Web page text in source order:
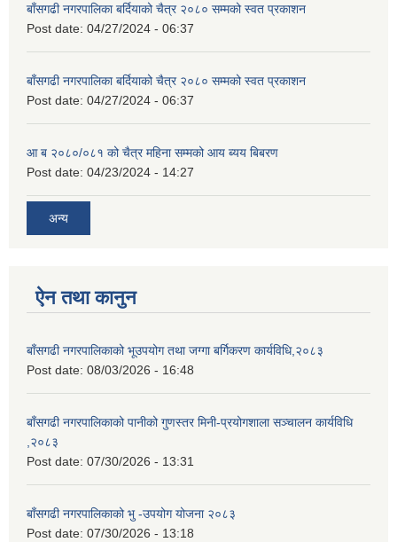
बाँसगढी नगरपालिका बर्दियाको चैत्र २०८० सम्मको स्वत प्रकाशन
Post date: 04/27/2024 - 06:37
बाँसगढी नगरपालिका बर्दियाको चैत्र २०८० सम्मको स्वत प्रकाशन
Post date: 04/27/2024 - 06:37
आ ब २०८०/०८१ को चैत्र महिना सम्मको आय ब्यय बिबरण
Post date: 04/23/2024 - 14:27
अन्य
ऐन तथा कानुन
बाँसगढी नगरपालिकाको भूउपयोग तथा जग्गा बर्गिकरण कार्यविधि,२०८३
Post date: 08/03/2026 - 16:48
बाँसगढी नगरपालिकाको पानीको गुणस्तर मिनी-प्रयोगशाला सञ्चालन कार्यविधि
,२०८३
Post date: 07/30/2026 - 13:31
बाँसगढी नगरपालिकाको भु -उपयोग योजना २०८३
Post date: 07/30/2026 - 13:18